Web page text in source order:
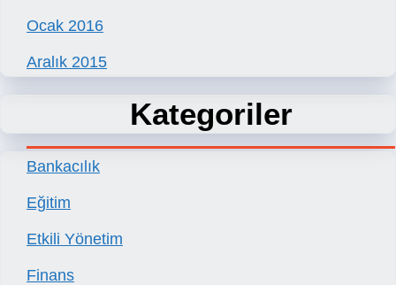
Ocak 2016
Aralık 2015
Kategoriler
Bankacılık
Eğitim
Etkili Yönetim
Finans